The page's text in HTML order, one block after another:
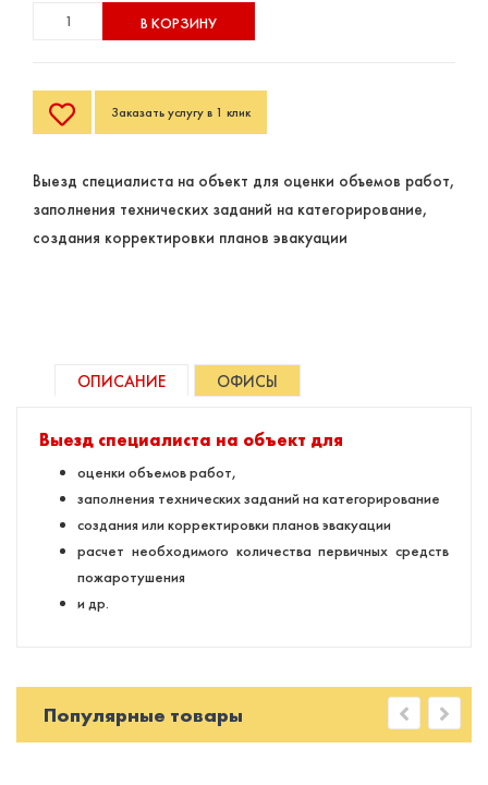
В КОРЗИНУ
Заказать услугу в 1 клик
Выезд специалиста на объект для оценки объемов работ,
заполнения технических заданий на категорирование,
создания корректировки планов эвакуации
ОПИСАНИЕ ОФИСЫ
Выезд специалиста на объект для
оценки объемов работ,
заполнения технических заданий на категорирование
создания или корректировки планов эвакуации
расчет необходимого количества первичных средств
пожаротушения
и др.
Популярные товары